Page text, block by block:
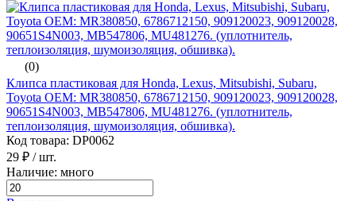
(0)
Клипса пластиковая для Honda, Lexus, Mitsubishi, Subaru,
Toyota ОЕМ: MR380850, 6786712150, 909120023, 909120028,
90651S4N003, MB547806, MU481276. (уплотнитель,
теплоизоляция, шумоизоляция, обшивка).
Код товара: DP0062
29 ₽ / шт.
Наличие: много